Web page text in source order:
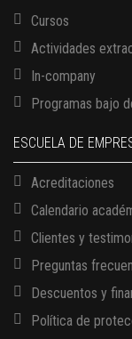
Cursos
Actividades
In-company
Programas bajo
ESCUELA DE
Acreditaciones
Calendario
Clientes y
Preguntas
Descuentos y
Política de